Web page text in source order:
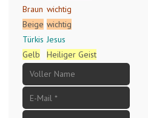
Braun wichtig
Beige wichtig
Türkis Jesus
Gelb
Heiliger Geist